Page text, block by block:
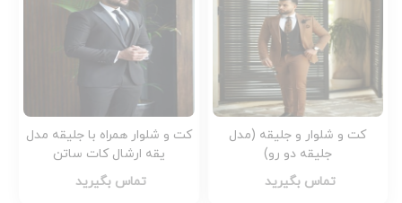
کت و شلوار و جلیقه (مدل
جلیقه دو رو)
تماس بگیرید
کت و شلوار همراه با جلیقه مدل
یقه ارشال کات ساتن
تماس بگیرید